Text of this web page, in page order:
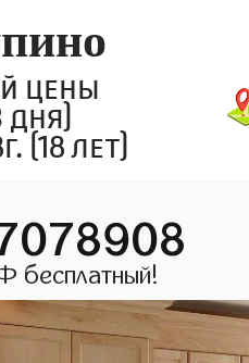
цены
дня)
(18 лет)
бесплатный!